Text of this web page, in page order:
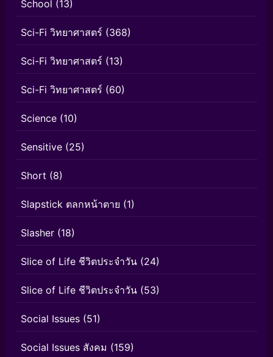
School (13)
Sci-Fi วิทยาศาสตร์ (368)
Sci-Fi วิทยาศาสตร์ (13)
Sci-Fi วิทยาศาสตร์ (60)
Science (10)
Sensitive (25)
Short (8)
Slapstick ตลกหน้าตาย (1)
Slasher (18)
Slice of Life ชีวิตประจำวัน (24)
Slice of Life ชีวิตประจำวัน (53)
Social Issues (51)
Social Issues สังคม (159)